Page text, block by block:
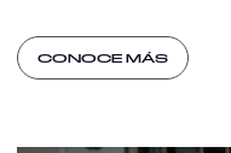
CONOCE MÁS